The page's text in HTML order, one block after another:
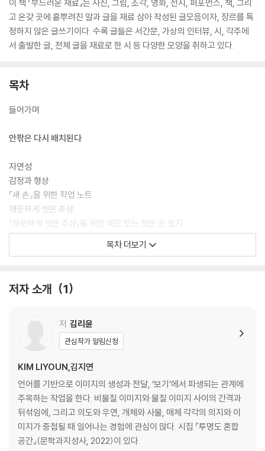
이 책 『부드러운 재료』는 사진, 그림, 조각, 영화, 전시, 퍼포먼스, 책, 그리
고 온갖 곳에 흩뿌려진 말과 글을 재료 삼아 작성된 글모음이자, 장르를 특
정하지 않은 글쓰기이다. 수록 글들은 서간문, 가상의 인터뷰, 시, 각주에
서 출발한 글, 전체 글을 재료로 한 시 등 다양한 모양을 취하고 있다.
목차
들어가며
안팎은 다시 배치된다
자연성
감정과 형상
『새 손』을 위한 작업 노트
깨끗하게 씻은 추상
「깨끗하게 씻은 추상」을 위한 메모 또는 씻은 손 일지
새 손으로
유리의 부드러운 의지
전망들 - 장면의 자락
감정의 자연스러운 상태
우리의 여기의 이것의
부드러운 입구
듀얼 영원
미만의 미정
목차 더보기
저자 소개 1
저 김리윤
관심작가 알림신청
KIM LIYOUN,김지연
언어를 기반으로 이미지의 생성과 전달, ‘보기’에서 파생되는 관계에
주목하는 작업을 한다. 비물질 이미지와 물질 이미지 사이의 간격과
뒤섞임에, 그리고 의도와 우연, 개체와 사물, 매체 각각의 의지와 이
미지가 중첩될 때 일어나는 경험에 관심이 많다. 시집 『투명도 혼합
공간』(문학과지성사, 2022)이 있다.